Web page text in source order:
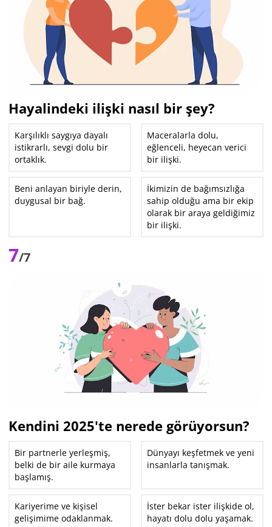
Hayalindeki ilişki nasıl bir şey?
Karşılıklı saygıya dayalı
istikrarlı, sevgi dolu bir
ortaklık.
Maceralarla dolu,
eğlenceli, heyecan verici
bir ilişki.
Beni anlayan biriyle derin,
duygusal bir bağ.
İkimizin de bağımsızlığa
sahip olduğu ama bir ekip
olarak bir araya geldiğimiz
bir ilişki.
7/7
Kendini 2025'te nerede görüyorsun?
Bir partnerle yerleşmiş,
belki de bir aile kurmaya
başlamış.
Dünyayı keşfetmek ve yeni
insanlarla tanışmak.
Kariyerime ve kişisel
gelişimime odaklanmak.
İster bekar ister ilişkide ol,
hayatı dolu dolu yaşamak.